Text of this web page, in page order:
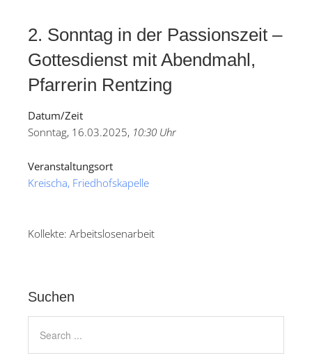
2. Sonntag in der Passionszeit –
Gottesdienst mit Abendmahl,
Pfarrerin Rentzing
Datum/Zeit
Sonntag, 16.03.2025, 10:30 Uhr
Veranstaltungsort
Kreischa, Friedhofskapelle
Kollekte: Arbeitslosenarbeit
Suchen